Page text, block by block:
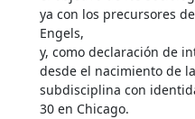
ya con los precursores
Engels,
y, como declaración de
desde el nacimiento de
subdisciplina con
30 en Chicago.